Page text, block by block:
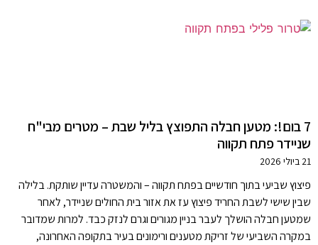
7 בום!: מטען חבלה התפוצץ בליל שבת – מטרים מבי"ח
שניידר פתח תקווה
21 ביולי 2026
פיצוץ שביעי בתוך חודשיים בפתח תקווה – והמשטרה עדיין שותקת. בלילה
שבין שישי לשבת החריד פיצוץ עז את אזור בית החולים שניידר, לאחר
שמטען חבלה הושלך לעבר בניין מגורים וגרם לנזק כבד. למרות שמדובר
במקרה השביעי של זריקת מטענים ורימונים בעיר בתקופה האחרונה,